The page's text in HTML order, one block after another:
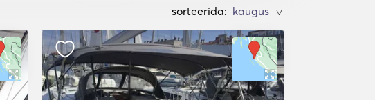
sorteerida: >